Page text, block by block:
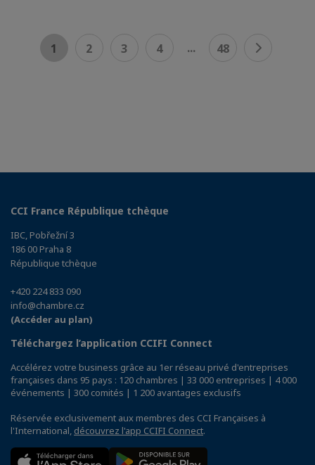
1 2 3 4 ... 48
CCI France République tchèque
IBC, Pobřežní 3
186 00 Praha 8
République tchèque
+420 224 833 090
info@chambre.cz
(Accéder au plan)
Téléchargez l’application CCIFI Connect
Accélérez votre business grâce au 1er réseau privé d'entreprises
françaises dans 95 pays : 120 chambres | 33 000 entreprises | 4 000
événements | 300 comités | 1 200 avantages exclusifs
Réservée exclusivement aux membres des CCI Françaises à
l'International, découvrez l'app CCIFI Connect.